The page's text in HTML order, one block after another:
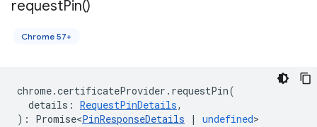
requestPin()
Chrome 57+
chrome.certificateProvider . requestPin(
details : RequestPinDetails,
) : Promise<PinResponseDetails | undefined>